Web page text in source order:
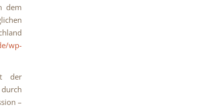
dem
wp-
der
–